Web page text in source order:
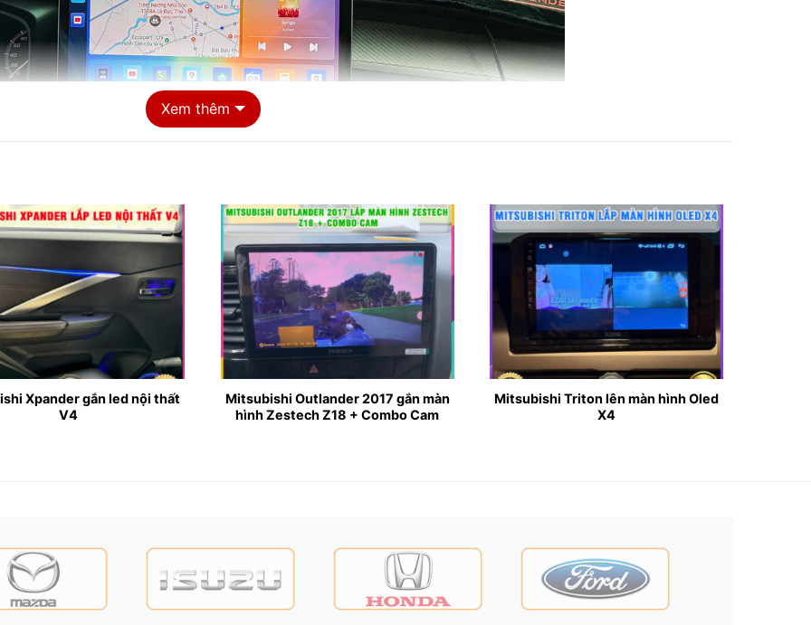
360
cao cấp của OledPro, sở hữu thiết kế full viền, siêu mỏng, cong 2.5D và công nghệ hiển thị QLED
Xem thêm
Xpander gắn led nội thất
V4
Mitsubishi Outlander 2017 gắn màn
hình Zestech Z18 + Combo Cam
Mitsubishi Triton lên màn hình Oled
X4